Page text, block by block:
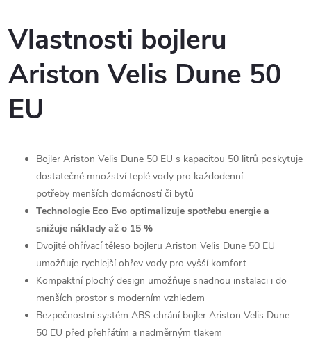
Vlastnosti bojleru
Ariston Velis Dune 50
EU
Bojler Ariston Velis Dune 50 EU s kapacitou 50 litrů poskytuje
dostatečné množství teplé vody pro každodenní
potřeby menších domácností či bytů
Technologie Eco Evo optimalizuje spotřebu energie a
snižuje náklady až o 15 %
Dvojité ohřívací těleso bojleru Ariston Velis Dune 50 EU
umožňuje rychlejší ohřev vody pro vyšší komfort
Kompaktní plochý design umožňuje snadnou instalaci i do
menších prostor s moderním vzhledem
Bezpečnostní systém ABS chrání bojler Ariston Velis Dune
50 EU před přehřátím a nadměrným tlakem